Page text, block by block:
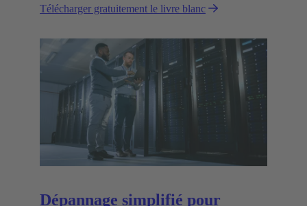
Télécharger gratuitement le livre blanc
Dépannage simplifié pour